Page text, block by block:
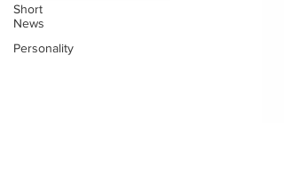
Short
News
Personality